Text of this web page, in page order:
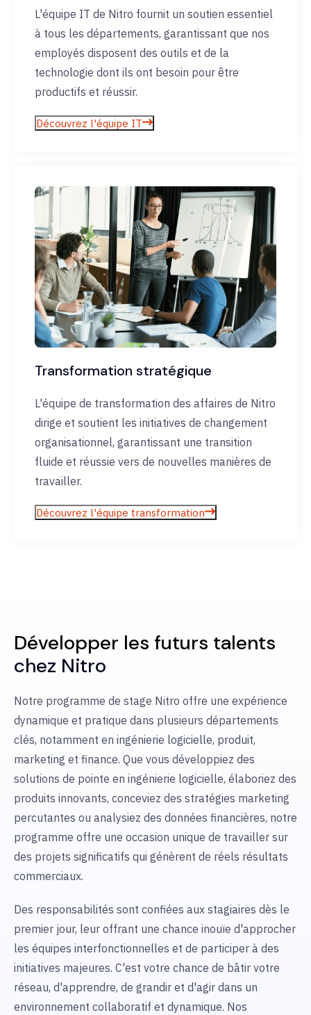
L'équipe IT de Nitro fournit un soutien essentiel
à tous les départements, garantissant que nos
employés disposent des outils et de la
technologie dont ils ont besoin pour être
productifs et réussir.
Découvrez l'équipe IT
Transformation stratégique
L'équipe de transformation des affaires de Nitro
dirige et soutient les initiatives de changement
organisationnel, garantissant une transition
fluide et réussie vers de nouvelles manières de
travailler.
Découvrez l'équipe transformation
Développer les futurs talents
chez Nitro
Notre programme de stage Nitro offre une expérience
dynamique et pratique dans plusieurs départements
clés, notamment en ingénierie logicielle, produit,
marketing et finance. Que vous développiez des
solutions de pointe en ingénierie logicielle, élaboriez des
produits innovants, conceviez des stratégies marketing
percutantes ou analysiez des données financières, notre
programme offre une occasion unique de travailler sur
des projets significatifs qui génèrent de réels résultats
commerciaux.
Des responsabilités sont confiées aux stagiaires dès le
premier jour, leur offrant une chance inouïe d'approcher
les équipes interfonctionnelles et de participer à des
initiatives majeures. C'est votre chance de bâtir votre
réseau, d'apprendre, de grandir et d'agir dans un
environnement collaboratif et dynamique. Nos